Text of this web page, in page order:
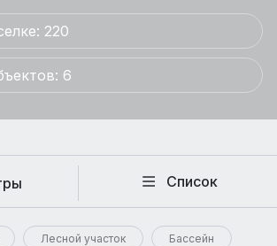
220
6
Лесной участок Бассейн
Список